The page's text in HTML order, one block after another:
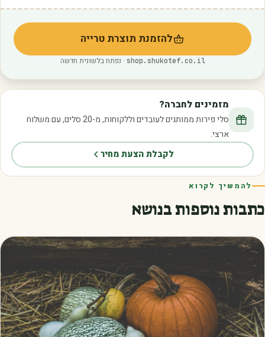
להזמנת תוצרת טרייה
(נפתח בלשונית חדשה)
shop.shukotef.co.il · נפתח בלשונית חדשה
מזמינים לחברה?
סלי פירות ממותגים לעובדים וללקוחות, מ-20 סלים, עם משלוח
ארצי.
לקבלת הצעת מחיר
להמשיך לקרוא
כתבות נוספות בנושא